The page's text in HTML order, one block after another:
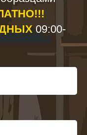
нашей компании
09:00-